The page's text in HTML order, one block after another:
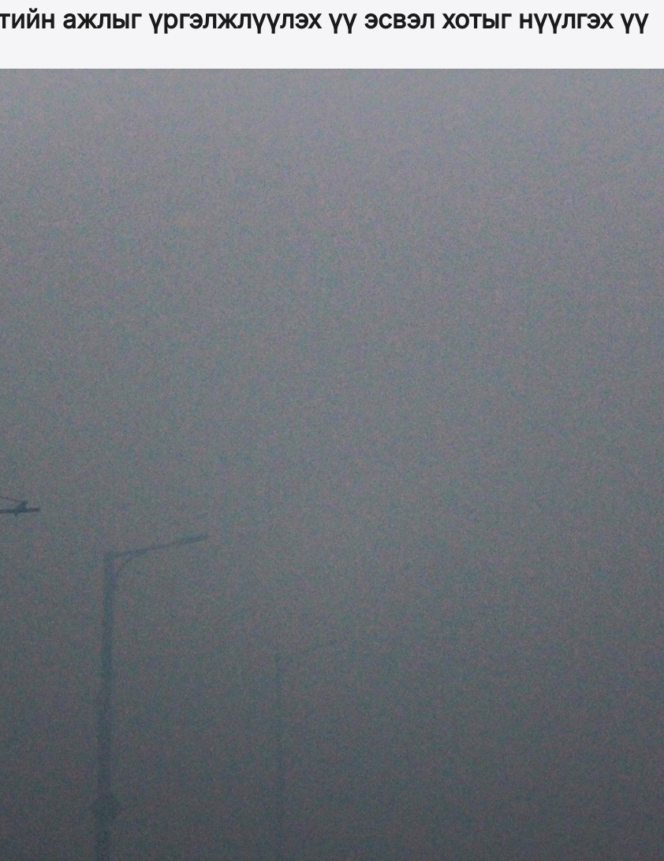
ажлыг үргэлжлүүлэх үү эсвэл хотыг нүүлгэх үү